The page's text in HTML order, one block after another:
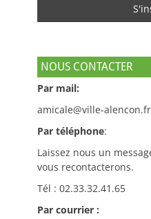
NOUS CONTACTER
Par mail:
amicale@ville-alencon.fr
Par téléphone:
Laissez nous un
vous recontacterons.
Tél : 02.33.32.41.65
Par courrier :